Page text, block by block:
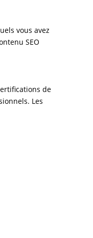
vous avez
SEO
de
Les